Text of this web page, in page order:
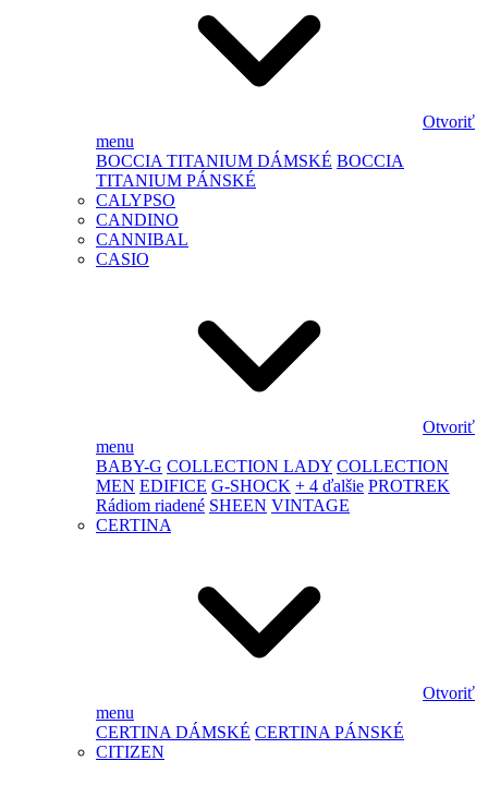
Otvoriť
menu
BOCCIA TITANIUM DÁMSKÉ BOCCIA
TITANIUM PÁNSKÉ
CALYPSO
CANDINO
CANNIBAL
CASIO
Otvoriť
menu
BABY-G COLLECTION LADY COLLECTION
MEN EDIFICE G-SHOCK + 4 ďalšie PROTREK
Rádiom riadené SHEEN VINTAGE
CERTINA
Otvoriť
menu
CERTINA DÁMSKÉ CERTINA PÁNSKÉ
CITIZEN